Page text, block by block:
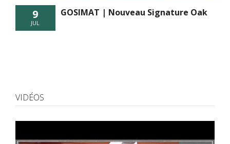
9
JUL
GOSIMAT | Nouveau Signature Oak
VIDÉOS